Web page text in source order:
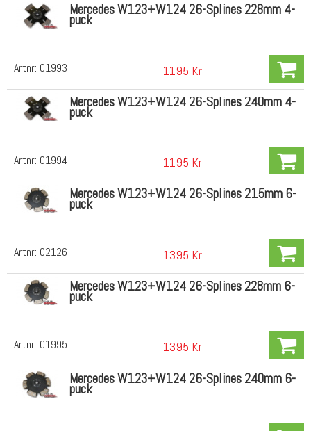
Artnr: 01993
Mercedes W123+W124 26-Splines 228mm 4-
puck
1195 Kr
Artnr: 01994
Mercedes W123+W124 26-Splines 240mm 4-
puck
1195 Kr
Artnr: 02126
Mercedes W123+W124 26-Splines 215mm 6-
puck
1395 Kr
Artnr: 01995
Mercedes W123+W124 26-Splines 228mm 6-
puck
1395 Kr
Mercedes W123+W124 26-Splines 240mm 6-
puck